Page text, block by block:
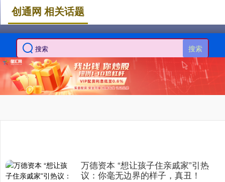
搜索
创通网 相关话题
万德资本 “想让孩子住亲戚家”引热
议：你毫无边界的样子，真丑！